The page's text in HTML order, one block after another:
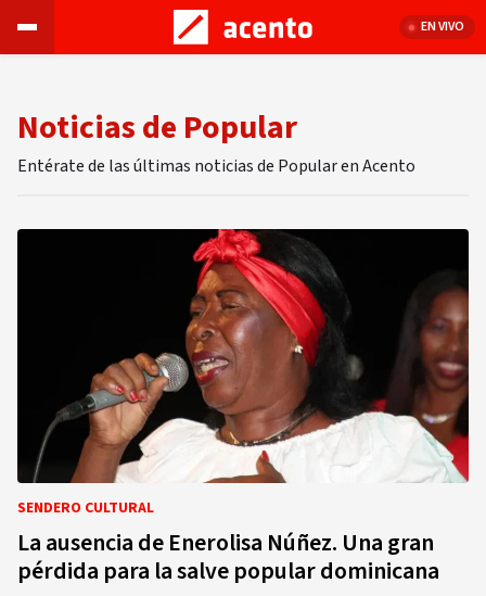
EN VIVO
Noticias de Popular
Entérate de las últimas noticias de Popular en Acento
SENDERO CULTURAL
La ausencia de Enerolisa Núñez. Una gran
pérdida para la salve popular dominicana